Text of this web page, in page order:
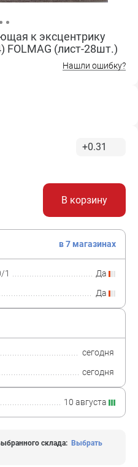
к эксцентрику
FOLMAG (лист-28шт.)
Нашли ошибку?
+0.31
В корзину
сегодня
сегодня
10 августа
в 7 магазинах
1
Да
Да
склада: Выбрать